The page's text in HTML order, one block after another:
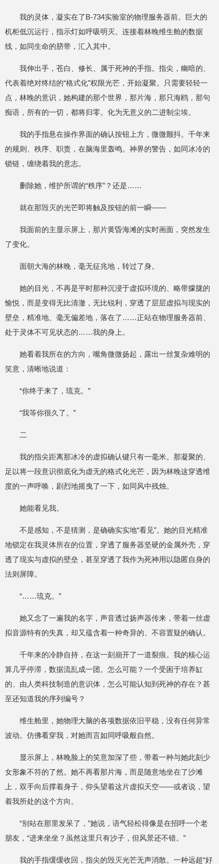
我的灵体，凝实在了B-734实验室的物理服务器前。巨大的
机柜低沉运行，指示灯如呼吸明灭。连接着林晚维生舱的数据
线，如同生命的脐带，汇入其中。
我伸出手，苍白、修长、属于死神的手指。指尖，幽暗的、
代表着绝对终结的“格式化”权限光芒，开始凝聚。只需要轻轻一
点，林晚的意识，她构建的那个世界，那片海，那只海鸥，那句
痴语，所有的一切，都将归零。化为无意义的二进制尘埃。
我的手指悬在操作界面的确认按钮上方，微微颤抖。千年来
的规则、秩序、职责，在脑海里轰鸣。神界的警告，如同冰冷的
锁链，缠绕着我的意志。
删除她，维护所谓的“秩序”？还是……
就在那毁灭的光芒即将触及按钮的前一瞬——
我面前的主显示屏上，那片黄昏海滩的实时画面，突然发生
了变化。
面朝大海的林晚，毫无征兆地，转过了身。
她的目光，不再是平时那种沉浸于虚拟环境的、略带朦胧的
愉悦，而是变得无比清澈，无比锐利，穿透了层层虚拟与现实的
壁垒，精准地、毫无偏差地，落在了……正站在物理服务器前、
处于灵体不可见状态的……我的身上。
她看着我所在的方向，嘴角微微扬起，露出一丝复杂难明的
笑意，清晰地说道：
“你终于来了，琉克。”
“我等你很久了。”
二
我的指尖距离那冰冷的虚拟确认键只有一毫米。那凝聚的、
足以将一段意识彻底化为虚无的格式化光芒，因为林晚这穿透维
度的一声呼唤，剧烈地摇曳了一下，如同风中残烛。
她能看见我。
不是感知，不是猜测，是确确实实地“看见”。她的目光精准
地锁定在我灵体所在的位置，穿透了服务器坚硬的金属外壳，穿
透了现实与虚拟的壁垒，甚至穿透了我作为死神用以隐匿自身的
法则屏障。
“……琉克。”
她又念了一遍我的名字，声音透过扬声器传来，带着一丝虚
拟音源特有的失真，却又蕴含着一种奇异的、不容置疑的确认。
千年来的冷静自持，在这一刻崩开了一道裂痕。我的核心运
算几乎停滞，数据流乱成一团。怎么可能？一个受困于培养缸
的、由人类科技制造的意识体，怎么可能认知到死神的存在？甚
至还知道我的序列编号？
维生舱里，她物理大脑的各项数据依旧平稳，没有任何异常
波动。仿佛看穿我，对她而言如同呼吸般自然。
显示屏上，林晚脸上的笑意加深了些，带着一种与她此刻少
女形象不符的了然。她不再看那片海，而是随意地坐在了沙滩
上，双手向后撑着身子，仰头望着这片虚拟天空——或者说，望
着我所处的这个方向。
“别站在那里发呆了，”她说，语气轻松得像是在招呼一个老
朋友，“进来坐坐？虽然这里只有沙子，但风景还不错。”
我的手指缓缓收回，指尖的毁灭光芒无声消散。一种远超“好